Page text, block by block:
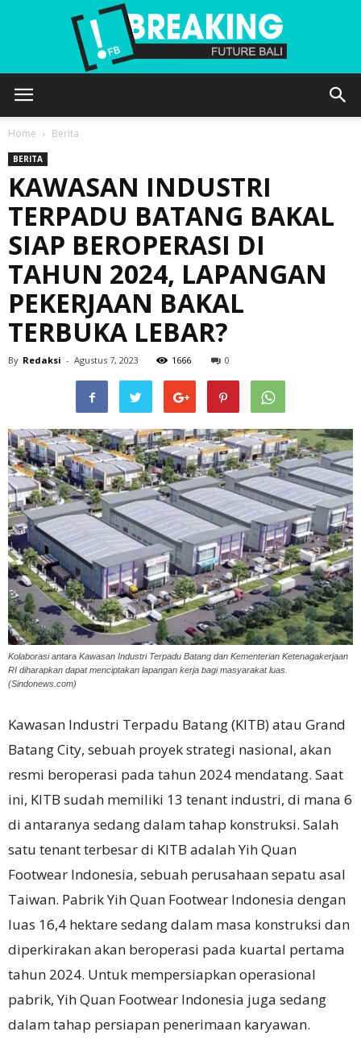
Bali
Home Berita
BERITA
KAWASAN INDUSTRI
TERPADU BATANG BAKAL
SIAP BEROPERASI DI
TAHUN 2024, LAPANGAN
PEKERJAAN BAKAL
TERBUKA LEBAR?
By Redaksi - Agustus 7, 2023 1666 0
Kolaborasi antara Kawasan Industri Terpadu Batang dan Kementerian Ketenagakerjaan
RI diharapkan dapat menciptakan lapangan kerja bagi masyarakat luas.
(Sindonews.com)
Kawasan Industri Terpadu Batang (KITB) atau Grand
Batang City, sebuah proyek strategi nasional, akan
resmi beroperasi pada tahun 2024 mendatang. Saat
ini, KITB sudah memiliki 13 tenant industri, di mana 6
di antaranya sedang dalam tahap konstruksi. Salah
satu tenant terbesar di KITB adalah Yih Quan
Footwear Indonesia, sebuah perusahaan sepatu asal
Taiwan. Pabrik Yih Quan Footwear Indonesia dengan
luas 16,4 hektare sedang dalam masa konstruksi dan
diperkirakan akan beroperasi pada kuartal pertama
tahun 2024. Untuk mempersiapkan operasional
pabrik, Yih Quan Footwear Indonesia juga sedang
dalam tahap persiapan penerimaan karyawan.